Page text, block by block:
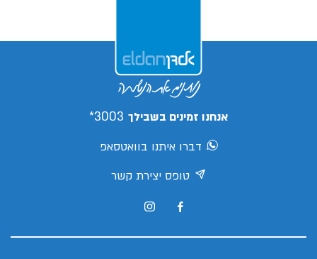
אנחנו זמינים בשבילך 3003*
דברו איתנו בוואטסאפ
טופס יצירת קשר